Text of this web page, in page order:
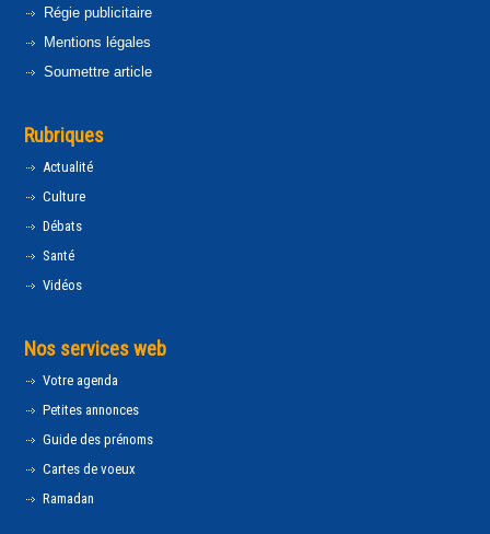
Régie publicitaire
Mentions légales
Soumettre article
Rubriques
Actualité
Culture
Débats
Santé
Vidéos
Nos services web
Votre agenda
Petites annonces
Guide des prénoms
Cartes de voeux
Ramadan